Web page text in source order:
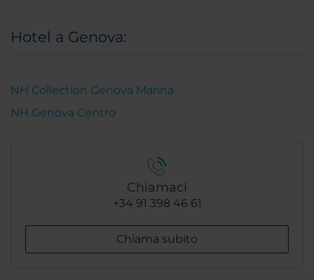
Hotel a Genova:
NH Collection Genova Marina
NH Genova Centro
Chiamaci
+34 91 398 46 61
Chiama subito